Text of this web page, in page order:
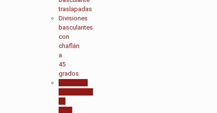
traslapadas
Divisiones
basculantes
con
chaflán
a
45
grados